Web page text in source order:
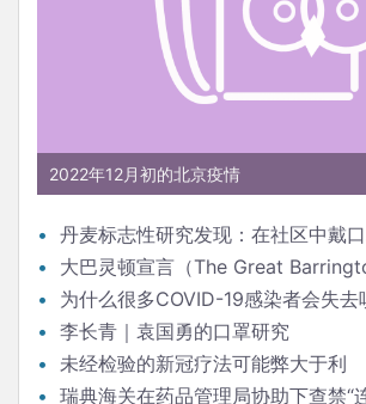
2022年12月初的北京疫情
丹麦标志性研究发现：在社区中戴
降低（新冠）感染率
大巴灵顿宣言（The Great
Declaration）
为什么很多COVID-19感染者会失去
李长青｜袁国勇的口罩研究
未经检验的新冠疗法可能弊大于利
瑞典海关在药品管理局协助下查禁“